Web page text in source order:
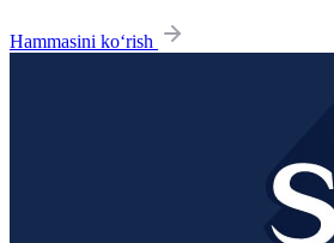
Hammasini ko‘rish